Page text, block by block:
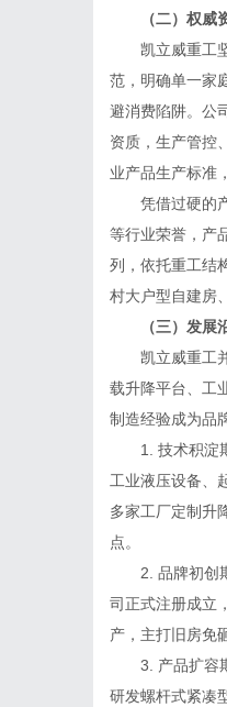
（二）权威资
凯立威重工坚
范，明确单一家
避消费陷阱。公
资质，生产管控
业产品生产标准
凭借过硬的产
等行业荣誉，产
列，依托重工结
村大户型自建房
（三）发展沿
凯立威重工并
载升降平台、工
制造经验成为品
1. 技术积淀期
工业液压设备、
多家工厂定制升
点。
2. 品牌初创期
司正式注册成立
产，主打旧房免
3. 产品扩容期
研发螺杆式紧凑